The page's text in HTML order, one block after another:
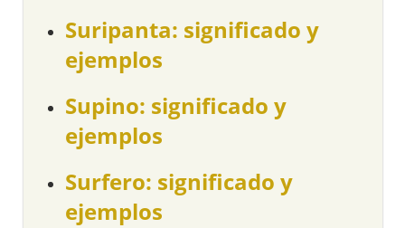
Suripanta: significado y
ejemplos
Supino: significado y
ejemplos
Surfero: significado y
ejemplos